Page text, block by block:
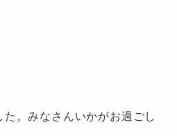
。みなさんいかがお過ごし